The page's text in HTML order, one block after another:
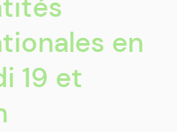
en
19 et